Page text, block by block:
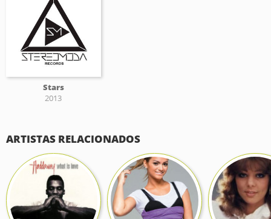
Stars
2013
ARTISTAS RELACIONADOS